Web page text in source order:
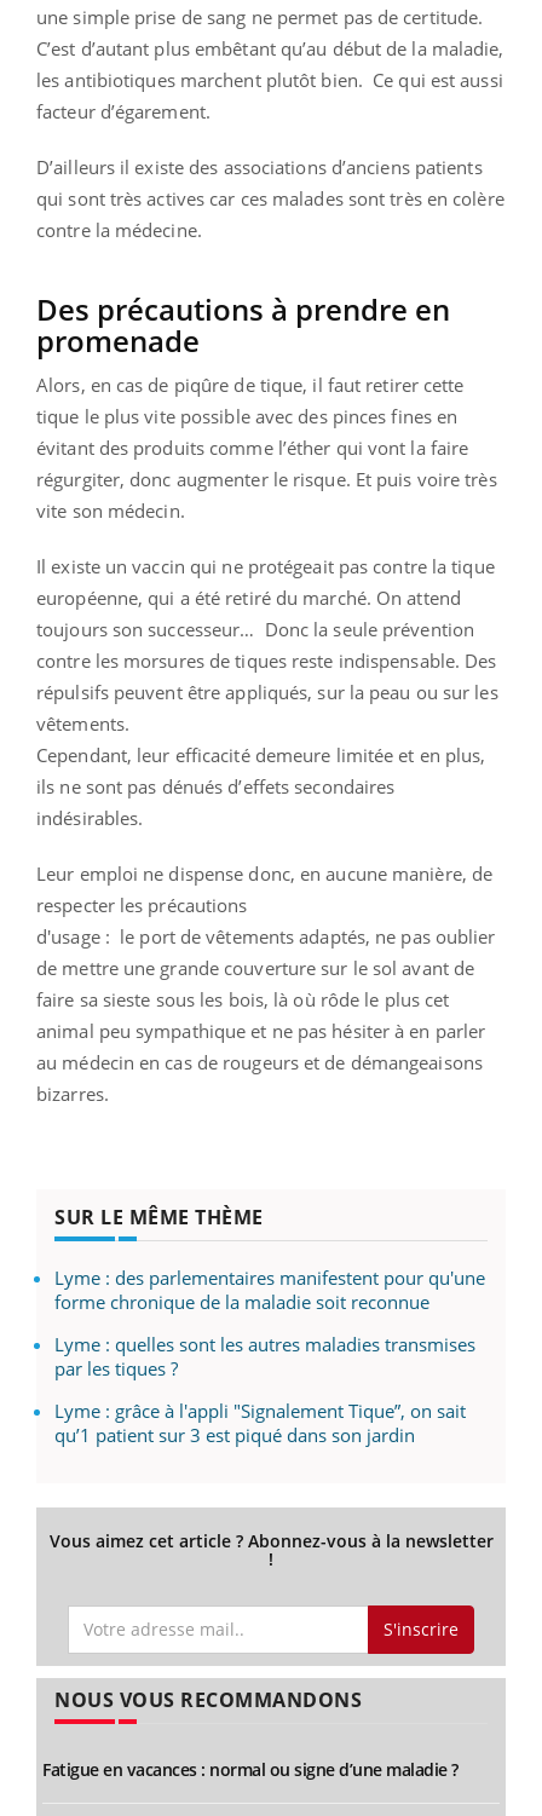
une simple prise de sang ne permet pas de certitude.
C’est d’autant plus embêtant qu’au début de la maladie,
les antibiotiques marchent plutôt bien. Ce qui est aussi
facteur d’égarement.
D’ailleurs il existe des associations d’anciens patients
qui sont très actives car ces malades sont très en colère
contre la médecine.
Des précautions à prendre en
promenade
Alors, en cas de piqûre de tique, il faut retirer cette
tique le plus vite possible avec des pinces fines en
évitant des produits comme l’éther qui vont la faire
régurgiter, donc augmenter le risque. Et puis voire très
vite son médecin.
Il existe un vaccin qui ne protégeait pas contre la tique
européenne, qui a été retiré du marché. On attend
toujours son successeur… Donc la seule prévention
contre les morsures de tiques reste indispensable. Des
répulsifs peuvent être appliqués, sur la peau ou sur les
vêtements.
Cependant, leur efficacité demeure limitée et en plus,
ils ne sont pas dénués d’effets secondaires
indésirables.
Leur emploi ne dispense donc, en aucune manière, de
respecter les précautions
d'usage : le port de vêtements adaptés, ne pas oublier
de mettre une grande couverture sur le sol avant de
faire sa sieste sous les bois, là où rôde le plus cet
animal peu sympathique et ne pas hésiter à en parler
au médecin en cas de rougeurs et de démangeaisons
bizarres.
SUR LE MÊME THÈME
Lyme : des parlementaires manifestent pour qu'une
forme chronique de la maladie soit reconnue
Lyme : quelles sont les autres maladies transmises
par les tiques ?
Lyme : grâce à l'appli "Signalement Tique”, on sait
qu’1 patient sur 3 est piqué dans son jardin
Vous aimez cet article ? Abonnez-vous à la newsletter
!
S'inscrire
NOUS VOUS RECOMMANDONS
Fatigue en vacances : normal ou signe d’une maladie ?